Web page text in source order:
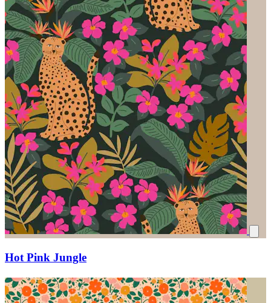
Hot Pink Jungle